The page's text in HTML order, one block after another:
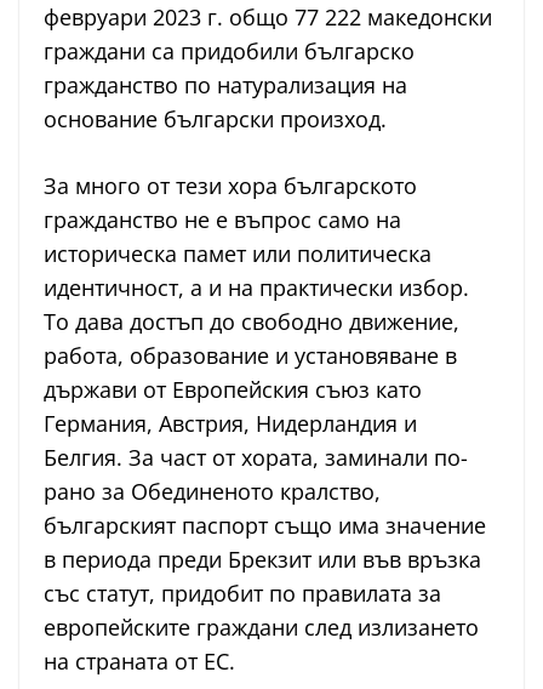
февруари 2023 г. общо 77 222 македонски
граждани са придобили българско
гражданство по натурализация на
основание български произход.
За много от тези хора българското
гражданство не е въпрос само на
историческа памет или политическа
идентичност, а и на практически избор.
То дава достъп до свободно движение,
работа, образование и установяване в
държави от Европейския съюз като
Германия, Австрия, Нидерландия и
Белгия. За част от хората, заминали по-
рано за Обединеното кралство,
българският паспорт също има значение
в периода преди Брекзит или във връзка
със статут, придобит по правилата за
европейските граждани след излизането
на страната от ЕС.